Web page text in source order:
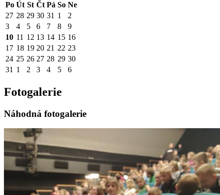
Po Út St Čt Pá So Ne
27 28 29 30 31 1
2
3
4 5 6 7 8
9
10 11 12 13 14 15 16
17 18 19 20 21 22 23
24 25 26 27 28 29 30
31 1 2 3 4 5 6
Fotogalerie
Náhodná fotogalerie